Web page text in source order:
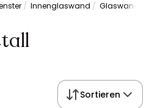
Innenglaswand Glaswand
Sortieren